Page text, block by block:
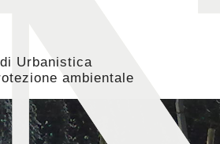
Urbanistica
ambientale